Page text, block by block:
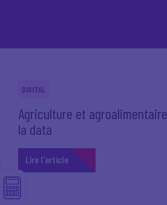
DIGITAL
Agriculture et
la data
Lire l'article